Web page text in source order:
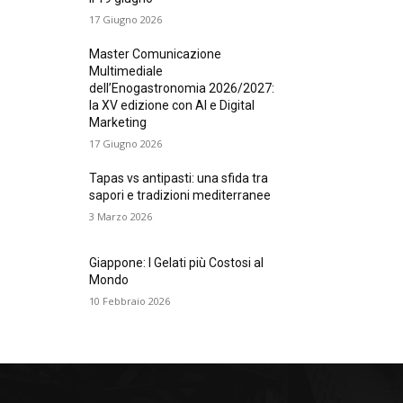
17 Giugno 2026
Master Comunicazione
Multimediale
dell’Enogastronomia 2026/2027:
la XV edizione con AI e Digital
Marketing
17 Giugno 2026
Tapas vs antipasti: una sfida tra
sapori e tradizioni mediterranee
3 Marzo 2026
Giappone: I Gelati più Costosi al
Mondo
10 Febbraio 2026